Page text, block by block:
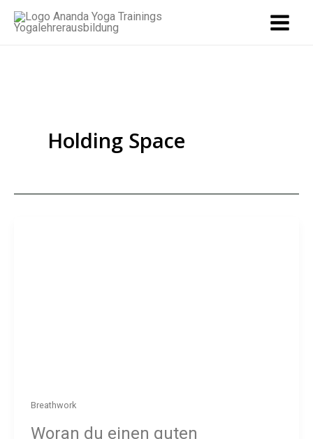
Zum
Inhalt
Holding Space
Breathwork
Woran du einen guten